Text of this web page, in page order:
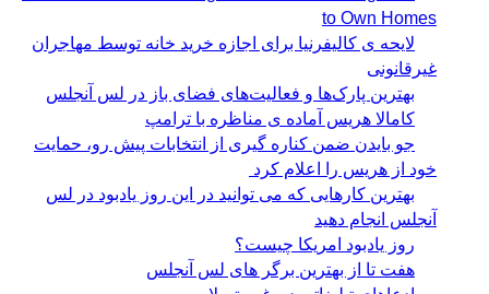
to Own Homes
لایحه ی کالیفرنیا برای اجازه خرید خانه توسط مهاجران
غیرقانونی
بهترین پارک‌ها و فعالیت‌های فضای باز در لس آنجلس
کامالا هریس آماده ی مناظره با ترامپ
جو بایدن ضمن کناره گیری از انتخابات پیش رو، حمایت
خود از هریس را اعلام کرد
بهترین کارهایی که می توانید در این روز یادبود در لس
آنجلس انجام دهید
روز یادبود امریکا چیست؟
هفت تا از بهترین برگر های لس آنجلس